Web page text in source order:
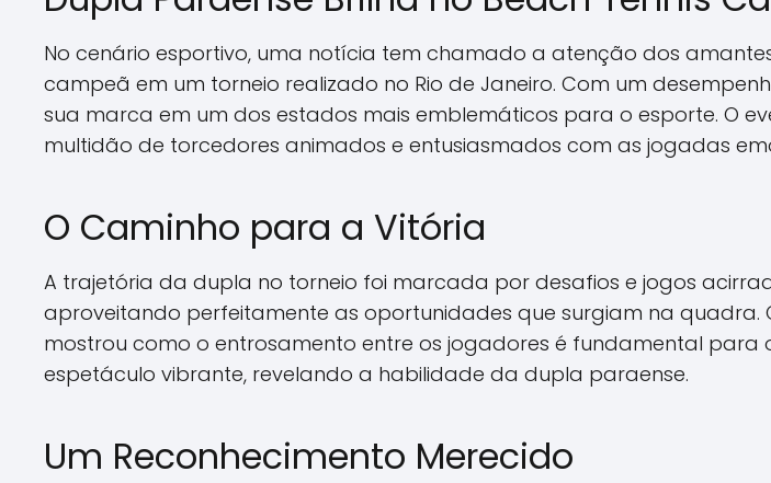
No cenário esportivo, uma notícia tem chamado a atenção dos
campeã em um torneio realizado no Rio de Janeiro. Com um
sua marca em um dos estados mais emblemáticos para o esporte. O
multidão de torcedores animados e entusiasmados com as jogadas
O Caminho para a Vitória
A trajetória da dupla no torneio foi marcada por desafios e jogos
aproveitando perfeitamente as oportunidades que surgiam na
mostrou como o entrosamento entre os jogadores é fundamental para
espetáculo vibrante, revelando a habilidade da dupla paraense.
Um Reconhecimento Merecido